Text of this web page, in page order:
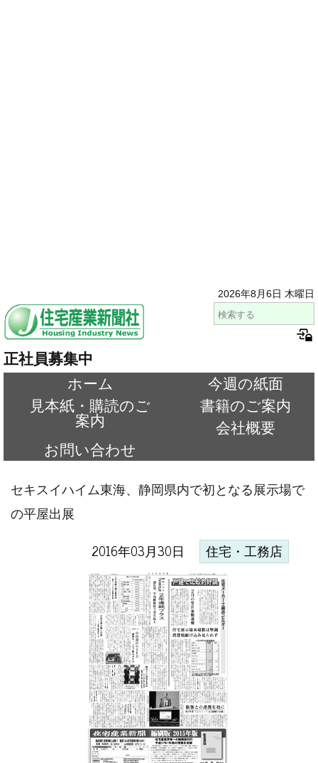
2026年8月6日 木曜日
正社員募集中
ホーム
今週の紙面
見本紙・購読のご
案内
書籍のご案内
会社概要
お問い合わせ
セキスイハイム東海、静岡県内で初となる展示場で
の平屋出展
2016年03月30日 住宅・工務店